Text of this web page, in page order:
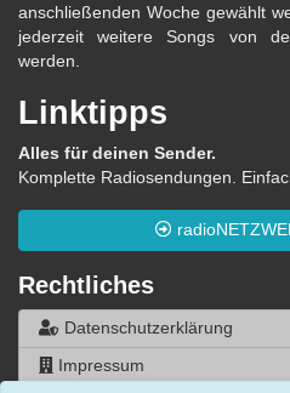
anschließenden Woche gewählt
jederzeit weitere Songs von
werden.
Linktipps
Alles für deinen Sender.
Komplette Radiosendungen.
Rechtliches
Datenschutzerklärung
Impressum